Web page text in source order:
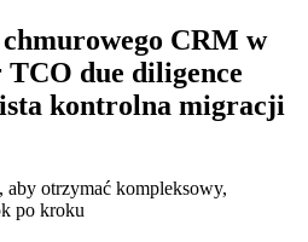
CRM w
due diligence
kontrolna migracji
aby otrzymać kompleksowy,
po kroku